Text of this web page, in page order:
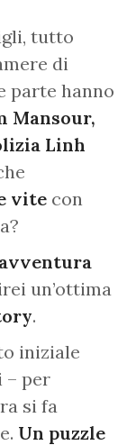
tutto
di
parte hanno
Mansour,
Linh
vite con
un’ottima
.
iniziale
– per
si fa
Un puzzle